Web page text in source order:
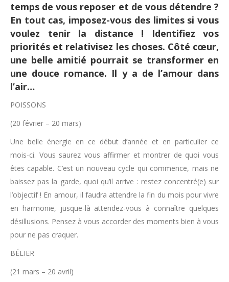
temps de vous reposer et de vous détendre ?
En tout cas, imposez-vous des limites si vous
voulez tenir la distance ! Identifiez vos
priorités et relativisez les choses. Côté cœur,
une belle amitié pourrait se transformer en
une douce romance. Il y a de l’amour dans
l’air…
POISSONS
(20 février – 20 mars)
Une belle énergie en ce début d’année et en particulier ce
mois-ci. Vous saurez vous affirmer et montrer de quoi vous
êtes capable. C’est un nouveau cycle qui commence, mais ne
baissez pas la garde, quoi qu’il arrive : restez concentré(e) sur
l’objectif ! En amour, il faudra attendre la fin du mois pour vivre
en harmonie, jusque-là attendez-vous à connaître quelques
désillusions. Pensez à vous accorder des moments bien à vous
pour ne pas craquer.
BÉLIER
(21 mars – 20 avril)